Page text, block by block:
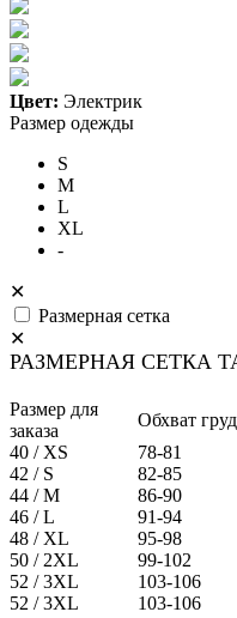
Цвет: Электрик
Размер одежды
S
M
L
XL
-
✕
Размерная сетка
✕
РАЗМЕРНАЯ СЕТКА
Размер для
заказа
Обхват
40 / XS
78-81
42 / S
82-85
44 / M
86-90
46 / L
91-94
48 / XL
95-98
50 / 2XL
99-102
52 / 3XL
103-106
52 / 3XL
103-106